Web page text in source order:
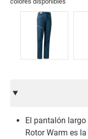
El pantalón
Rotor Warm es